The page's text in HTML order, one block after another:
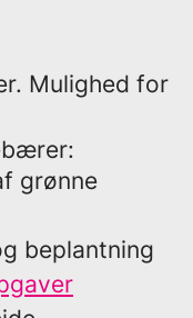
Mulighed for
grønne
beplantning